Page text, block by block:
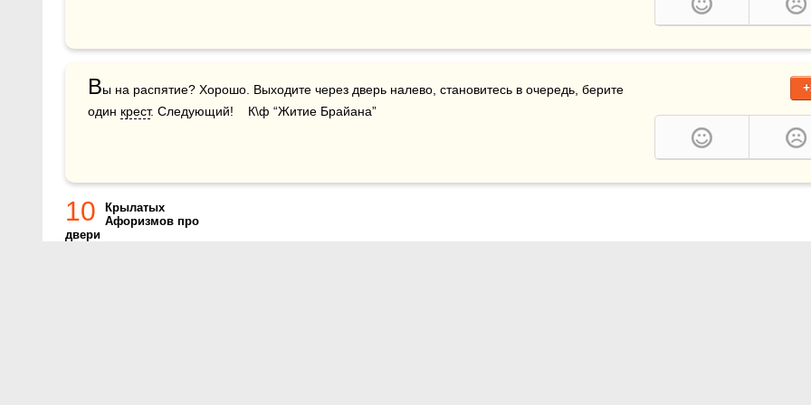
Вы на распятие? Хорошо. Выходите через дверь налево, становитесь в очередь, берите
один крест. Следующий!    К\ф “Житие Брайана”
10
Крылатых
Афоризмов про
двери